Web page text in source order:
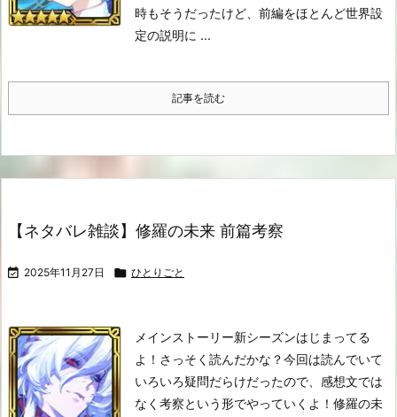
時もそうだったけど、前編をほとんど世界設
定の説明に ...
記事を読む
【ネタバレ雑談】修羅の未来 前篇考察
 2025年11月27日  ひとりごと
メインストーリー新シーズンはじまってる
よ！さっそく読んだかな？今回は読んでいて
いろいろ疑問だらけだったので、感想文では
なく考察という形でやっていくよ！ 修羅の未